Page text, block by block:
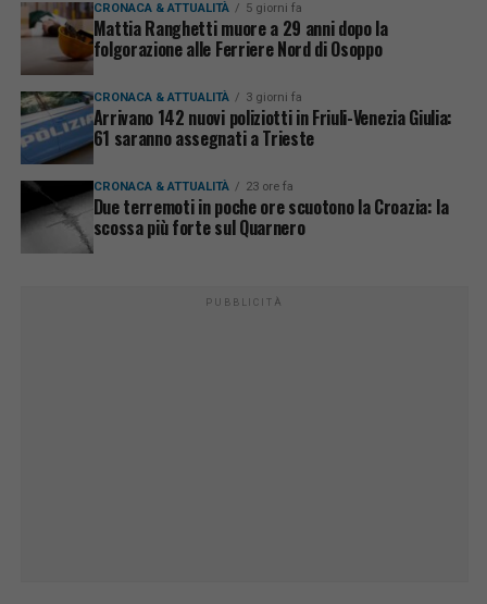
CRONACA & ATTUALITÀ 5 giorni fa
Mattia Ranghetti muore a 29 anni dopo la
folgorazione alle Ferriere Nord di Osoppo
CRONACA & ATTUALITÀ 3 giorni fa
Arrivano 142 nuovi poliziotti in Friuli-Venezia Giulia:
61 saranno assegnati a Trieste
CRONACA & ATTUALITÀ 23 ore fa
Due terremoti in poche ore scuotono la Croazia: la
scossa più forte sul Quarnero
PUBBLICITÀ